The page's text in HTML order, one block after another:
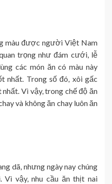
màu được người Việt Nam
trọng như đám cưới, lễ
các món ăn có màu này
nhất. Trong số đó, xôi gấc
Vì vậy, trong chế độ ăn
và không ăn chay luôn ăn
dã, nhưng ngày nay chúng
Vì vậy, nhu cầu ăn thịt nai